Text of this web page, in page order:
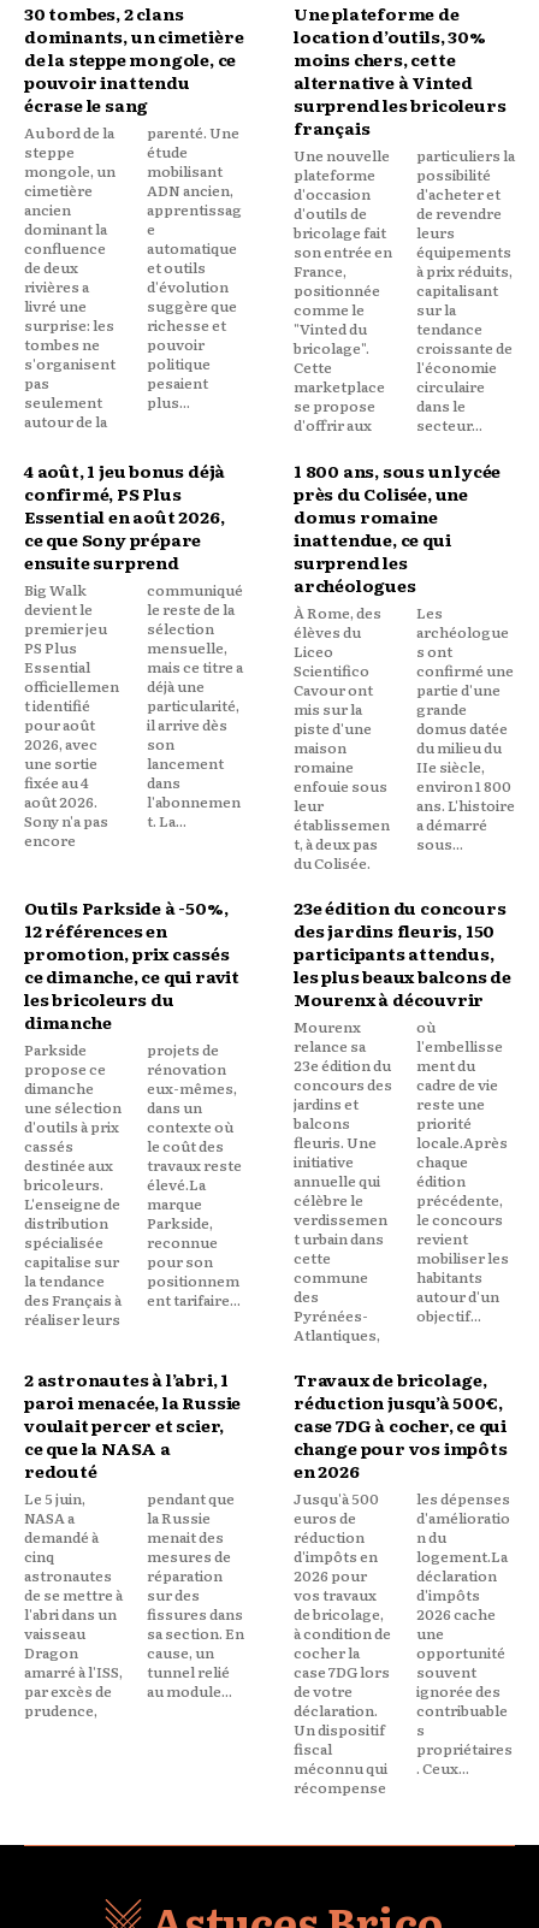
30 tombes, 2 clans
dominants, un cimetière
de la steppe mongole, ce
pouvoir inattendu
écrase le sang
Au bord de la
steppe
mongole, un
cimetière
ancien
dominant la
confluence
de deux
rivières a
livré une
surprise: les
tombes ne
s'organisent
pas
seulement
autour de la
parenté. Une
étude
mobilisant
ADN ancien,
apprentissag
e
automatique
et outils
d'évolution
suggère que
richesse et
pouvoir
politique
pesaient
plus...
Une plateforme de
location d’outils, 30%
moins chers, cette
alternative à Vinted
surprend les bricoleurs
français
Une nouvelle
plateforme
d'occasion
d'outils de
bricolage fait
son entrée en
France,
positionnée
comme le
"Vinted du
bricolage".
Cette
marketplace
se propose
d'offrir aux
particuliers la
possibilité
d'acheter et
de revendre
leurs
équipements
à prix réduits,
capitalisant
sur la
tendance
croissante de
l'économie
circulaire
dans le
secteur...
4 août, 1 jeu bonus déjà
confirmé, PS Plus
Essential en août 2026,
ce que Sony prépare
ensuite surprend
Big Walk
devient le
premier jeu
PS Plus
Essential
officiellemen
t identifié
pour août
2026, avec
une sortie
fixée au 4
août 2026.
Sony n'a pas
encore
communiqué
le reste de la
sélection
mensuelle,
mais ce titre a
déjà une
particularité,
il arrive dès
son
lancement
dans
l'abonnemen
t. La...
1 800 ans, sous un lycée
près du Colisée, une
domus romaine
inattendue, ce qui
surprend les
archéologues
À Rome, des
élèves du
Liceo
Scientifico
Cavour ont
mis sur la
piste d'une
maison
romaine
enfouie sous
leur
établissemen
t, à deux pas
du Colisée.
Les
archéologue
s ont
confirmé une
partie d'une
grande
domus datée
du milieu du
IIe siècle,
environ 1 800
ans. L'histoire
a démarré
sous...
Outils Parkside à -50%,
12 références en
promotion, prix cassés
ce dimanche, ce qui ravit
les bricoleurs du
dimanche
Parkside
propose ce
dimanche
une sélection
d'outils à prix
cassés
destinée aux
bricoleurs.
L'enseigne de
distribution
spécialisée
capitalise sur
la tendance
des Français à
réaliser leurs
projets de
rénovation
eux-mêmes,
dans un
contexte où
le coût des
travaux reste
élevé.La
marque
Parkside,
reconnue
pour son
positionnem
ent tarifaire...
23e édition du concours
des jardins fleuris, 150
participants attendus,
les plus beaux balcons de
Mourenx à découvrir
Mourenx
relance sa
23e édition du
concours des
jardins et
balcons
fleuris. Une
initiative
annuelle qui
célèbre le
verdissemen
t urbain dans
cette
commune
des
Pyrénées-
Atlantiques,
où
l'embellisse
ment du
cadre de vie
reste une
priorité
locale.Après
chaque
édition
précédente,
le concours
revient
mobiliser les
habitants
autour d'un
objectif...
2 astronautes à l’abri, 1
paroi menacée, la Russie
voulait percer et scier,
ce que la NASA a
redouté
Le 5 juin,
NASA a
demandé à
cinq
astronautes
de se mettre à
l'abri dans un
vaisseau
Dragon
amarré à l'ISS,
par excès de
prudence,
pendant que
la Russie
menait des
mesures de
réparation
sur des
fissures dans
sa section. En
cause, un
tunnel relié
au module...
Travaux de bricolage,
réduction jusqu’à 500€,
case 7DG à cocher, ce qui
change pour vos impôts
en 2026
Jusqu'à 500
euros de
réduction
d'impôts en
2026 pour
vos travaux
de bricolage,
à condition de
cocher la
case 7DG lors
de votre
déclaration.
Un dispositif
fiscal
méconnu qui
récompense
les dépenses
d'amélioratio
n du
logement.La
déclaration
d'impôts
2026 cache
une
opportunité
souvent
ignorée des
contribuable
s
propriétaires
. Ceux...